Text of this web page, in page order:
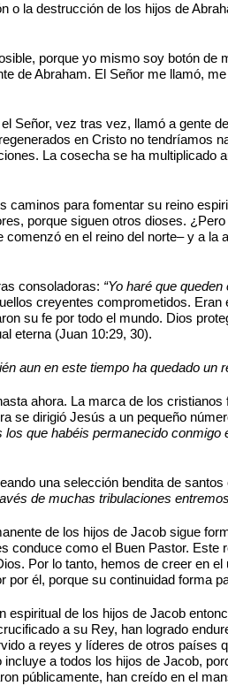
o la destrucción de los hijos de
porque yo mismo soy botón
de Abraham. El Señor me llamó,
Señor, vez tras vez, llamó a gente
en Cristo no tendríamos
La cosecha se ha
caminos para fomentar su reino
porque siguen otros dioses.
en el reino del norte– y a
consoladoras: “Yo haré que
creyentes comprometidos.
su fe por todo el mundo. Dios
eterna (Juan 10:29, 30).
aun en este tiempo ha quedado un
ahora. La marca de los
se dirigió Jesús a un pequeño
los que habéis permanecido
una selección bendita de
de muchas tribulaciones
de los hijos de Jacob sigue
conduce como el Buen Pastor.
Por lo tanto, hemos de creer en
él, porque su continuidad forma
espiritual de los hijos de Jacob
a su Rey, han logrado
a reyes y líderes de otros
a todos los hijos de Jacob,
públicamente, han creído en el